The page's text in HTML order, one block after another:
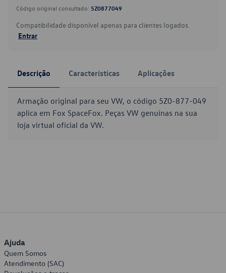
Código original consultado: 5Z0877049
Compatibilidade disponível apenas para clientes logados.
Entrar
Descrição Características Aplicações
Armação original para seu VW, o código 5Z0-877-049
aplica em Fox SpaceFox. Peças VW genuínas na sua
loja virtual oficial da VW.
Ajuda
Quem Somos
Atendimento (SAC)